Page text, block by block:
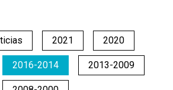
2021 2020
2016-2014 2013-2009